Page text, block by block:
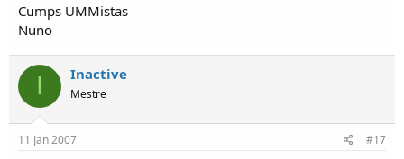
Cumps UMMistas
Nuno
I Inactive
Mestre
11 Jan 2007 #17